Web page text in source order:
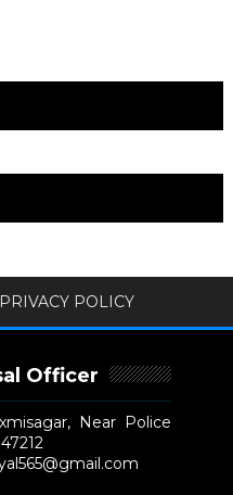
PRIVACY POLICY
Officer
Near Police